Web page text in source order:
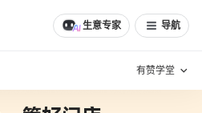
生意专家 导航
有赞学堂